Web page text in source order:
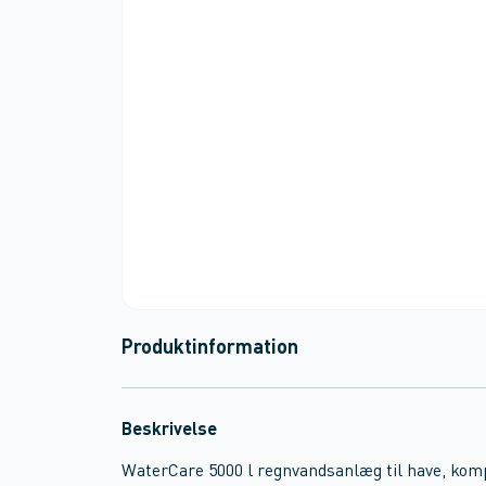
Produktinformation
Beskrivelse
WaterCare 5000 l regnvandsanlæg til have,